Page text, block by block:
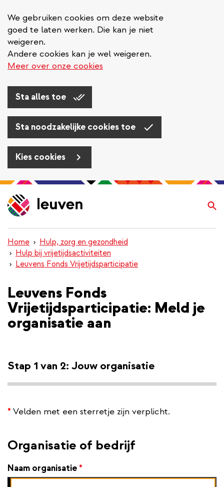
We gebruiken cookies om deze website
goed te laten werken. Die kan je niet
weigeren.
Andere cookies kan je wel weigeren.
Meer over onze cookies
Sta alles toe
Sta noodzakelijke cookies toe
Kies cookies
Overslaan
en
naar
inhoud
gaan
Home
Hulp, zorg en gezondheid
Hulp bij vrijetijdsactiviteiten
Leuvens Fonds Vrijetijdsparticipatie
Leuvens Fonds
Vrijetijdsparticipatie: Meld je
organisatie aan
Stap 1 van 2: Jouw organisatie
* Velden met een sterretje zijn verplicht.
Organisatie of bedrijf
Naam organisatie *